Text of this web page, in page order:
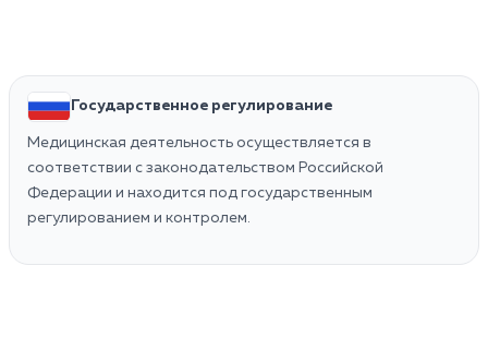
Государственное регулирование
Медицинская деятельность осуществляется в
соответствии с законодательством Российской
Федерации и находится под государственным
регулированием и контролем.